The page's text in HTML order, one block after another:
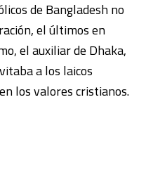
de Bangladesh no
el últimos en
el auxiliar de Dhaka,
a los laicos
los valores cristianos.